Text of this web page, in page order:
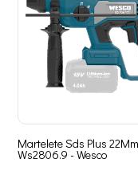
Martelete Sds Plus
Ws2806.9 - Wesco